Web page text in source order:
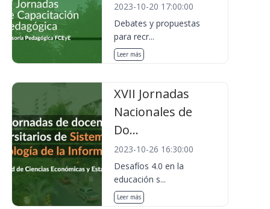
2023-10-20 17:00:00
Debates y propuestas
para recr...
Leer más
XVII Jornadas
Nacionales de
Do...
2023-10-26 16:30:00
Desafíos 4.0 en la
educación s...
Leer más